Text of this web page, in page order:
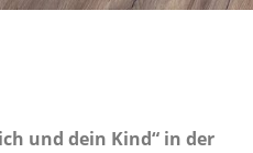
und dein Kind“ in der